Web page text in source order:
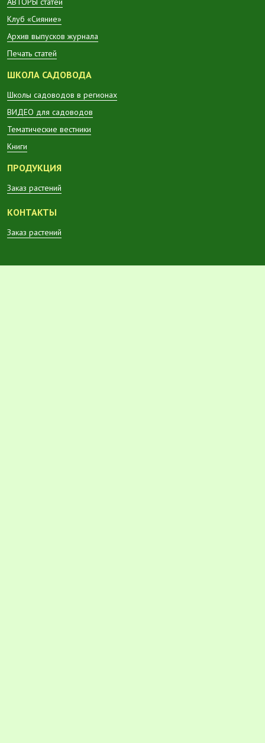
Клуб «Сияние»
Архив выпусков журнала
Печать статей
ШКОЛА САДОВОДА
Школы садоводов в регионах
ВИДЕО для садоводов
Тематические вестники
Книги
ПРОДУКЦИЯ
Заказ растений
КОНТАКТЫ
Заказ растений